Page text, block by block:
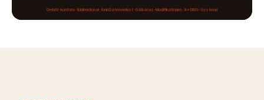
GebüV-konform · Bidirektional · Kein Datenverlust · 0 Abacus-Modifikationen · 8+ DMS-Systeme